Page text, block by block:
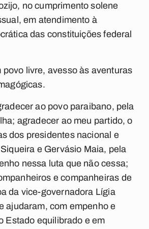
no cumprimento solene
em atendimento à
das constituições federal
povo livre, avesso às aventuras
ao povo paraibano, pela
agradecer ao meu partido, o
dos presidentes nacional e
e Gervásio Maia, pela
nessa luta que não cessa;
e companheiras de
da vice-governadora Lígia
ajudaram, com empenho e
Estado equilibrado e em